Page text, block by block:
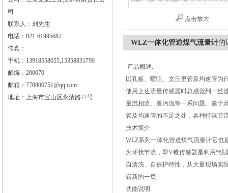
司
联系人：刘先生
电话：021-61995682
传真：
手机：13918558055,15358831790
邮编：200070
邮箱：770800751@qq.com
地址：上海市宝山区永清路77号
点击放大
WLZ一体化管道煤气流量计的
产品概述:
以孔板、喷咀、文丘里管及均速管为
使用上述流量传感器时总感觉到一丝
量混相流、脏污流等一系问题。鉴于
管及均速管的不足之处，各种特殊节
技术简介:
WLZ系列一体化管道煤气流量计它也
为环状节流，即V锥传感器是利用*线
自清洗、自保护特性，从大量现场实
崭新的一页.
功能说明: